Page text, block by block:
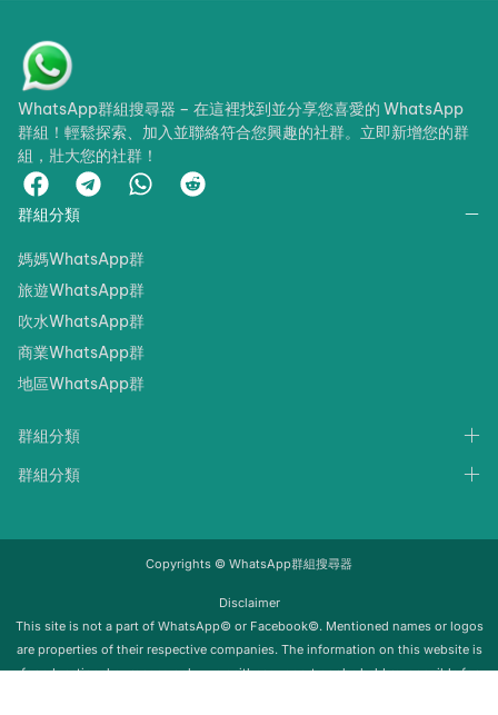
WhatsApp群組搜尋器 – 在這裡找到並分享您喜愛的 WhatsApp
群組！輕鬆探索、加入並聯絡符合您興趣的社群。立即新增您的群
組，壯大您的社群！
群組分類
媽媽WhatsApp群
旅遊WhatsApp群
吹水WhatsApp群
商業WhatsApp群
地區WhatsApp群
群組分類
群組分類
Copyrights © WhatsApp群組搜尋器
Disclaimer
‍‍This site is not a part of WhatsApp© or Facebook©. Mentioned names or logos
are properties of their respective companies. The information on this website is
for educational purposes only; we neither support nor be held responsible for